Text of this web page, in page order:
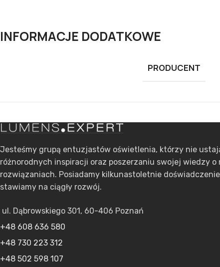
INFORMACJE DODATKOWE
PRODUCENT
Jesteśmy grupą entuzjastów oświetlenia, którzy nie
różnorodnych inspiracji oraz poszerzaniu swojej wiedzy o
rozwiązaniach. Posiadamy kilkunastoletnie
stawiamy na ciągły rozwój.
ul. Dąbrowskiego 301, 60-406 Poznań
+48 608 636 580
+48 730 223 312
+48 502 598 107